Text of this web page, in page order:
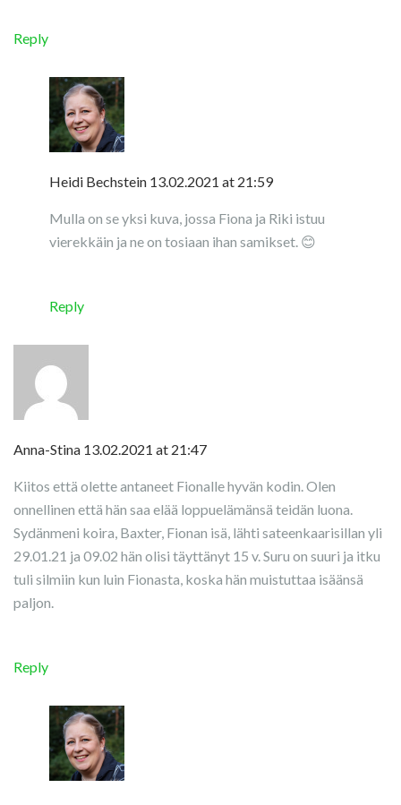
Reply
Heidi Bechstein 13.02.2021 at 21:59
Mulla on se yksi kuva, jossa Fiona ja Riki istuu
vierekkäin ja ne on tosiaan ihan samikset. 😊
Reply
Anna-Stina 13.02.2021 at 21:47
Kiitos että olette antaneet Fionalle hyvän kodin. Olen
onnellinen että hän saa elää loppuelämänsä teidän luona.
Sydänmeni koira, Baxter, Fionan isä, lähti sateenkaarisillan yli
29.01.21 ja 09.02 hän olisi täyttänyt 15 v. Suru on suuri ja itku
tuli silmiin kun luin Fionasta, koska hän muistuttaa isäänsä
paljon.
Reply